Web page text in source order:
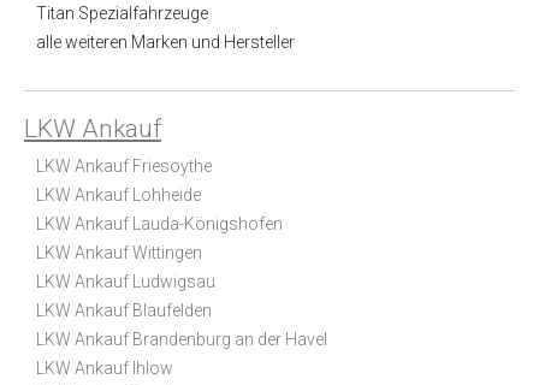
Titan Spezialfahrzeuge
alle weiteren Marken und Hersteller
LKW Ankauf
LKW Ankauf Friesoythe
LKW Ankauf Lohheide
LKW Ankauf Lauda-Königshofen
LKW Ankauf Wittingen
LKW Ankauf Ludwigsau
LKW Ankauf Blaufelden
LKW Ankauf Brandenburg an der Havel
LKW Ankauf Ihlow